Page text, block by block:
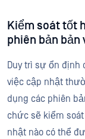
Kiểm soát tốt
phiên bản
Duy trì sự ổn định
việc cập nhật
dụng các phiên
chức sẽ kiểm
nhật nào có thể